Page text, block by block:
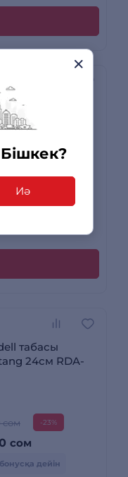
Иә
табасы Drive
(RDA-885)
сом -15%
табасы
24см RDA-
сом -23%
сом
дейін